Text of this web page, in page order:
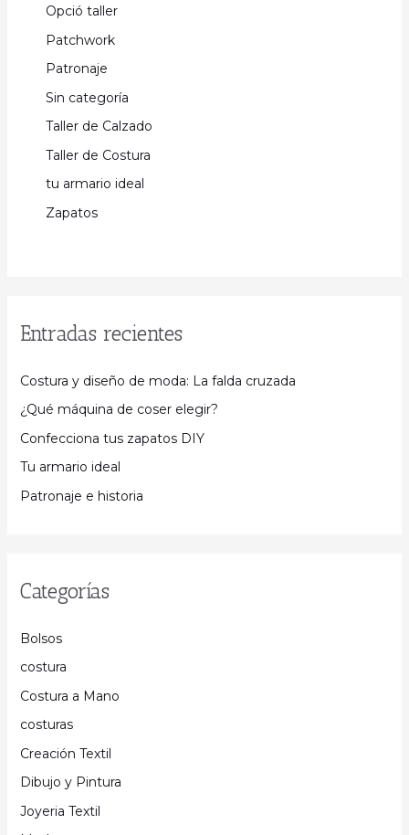
Opció taller
Patchwork
Patronaje
Sin categoría
Taller de Calzado
Taller de Costura
tu armario ideal
Zapatos
Entradas recientes
Costura y diseño de moda: La falda cruzada
¿Qué máquina de coser elegir?
Confecciona tus zapatos DIY
Tu armario ideal
Patronaje e historia
Categorías
Bolsos
costura
Costura a Mano
costuras
Creación Textil
Dibujo y Pintura
Joyeria Textil